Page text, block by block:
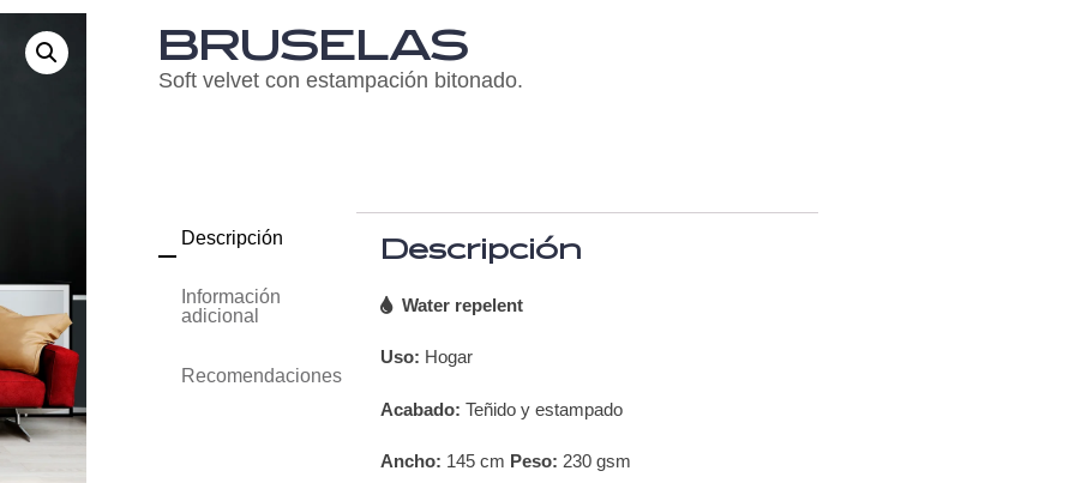
BRUSELAS
Soft velvet con estampación bitonado.
Descripción
Información
adicional
Recomendaciones
Descripción
Water repelent
Uso: Hogar
Acabado: Teñido y estampado
Ancho: 145 cm Peso: 230 gsm